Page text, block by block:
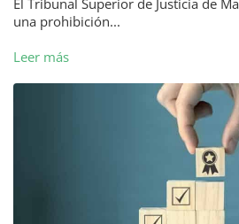
El Tribunal Superior de Justicia de
una prohibición...
Leer más